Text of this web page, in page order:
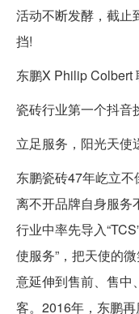
活动不断发酵，截止
挡!
东鹏X Philip Colbert
瓷砖行业第一个抖音
立足服务，阳光天使
东鹏瓷砖47年屹立
离不开品牌自身服务
行业中率先导入
使服务”，把天使的
意延伸到售前、售中
客。2016年，东鹏